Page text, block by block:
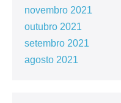
novembro 2021
outubro 2021
setembro 2021
agosto 2021